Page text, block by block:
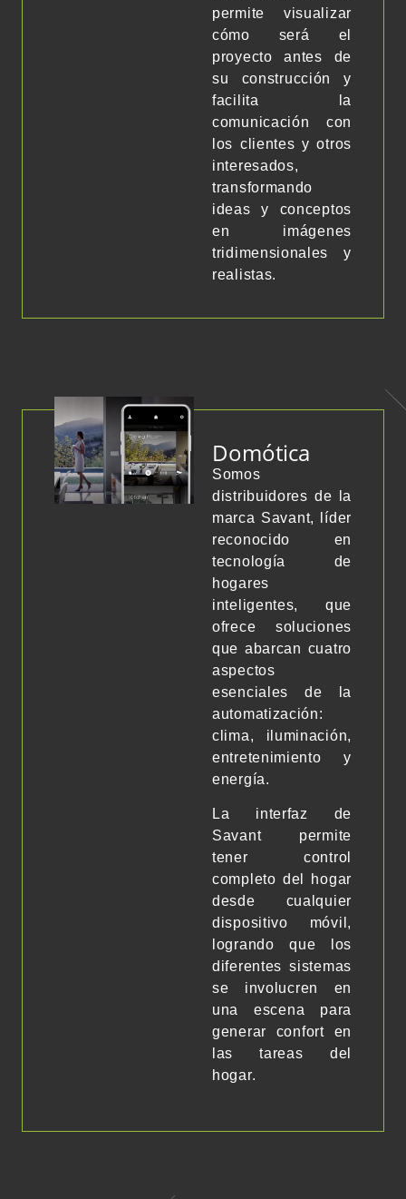
permite visualizar
cómo será el
proyecto antes de
su construcción y
facilita la
comunicación con
los clientes y otros
interesados,
transformando
ideas y conceptos
en imágenes
tridimensionales y
realistas.
Domótica
Somos
distribuidores de la
marca Savant, líder
reconocido en
tecnología de
hogares
inteligentes, que
ofrece soluciones
que abarcan cuatro
aspectos
esenciales de la
automatización:
clima, iluminación,
entretenimiento y
energía.
La interfaz de
Savant permite
tener control
completo del hogar
desde cualquier
dispositivo móvil,
logrando que los
diferentes sistemas
se involucren en
una escena para
generar confort en
las tareas del
hogar.